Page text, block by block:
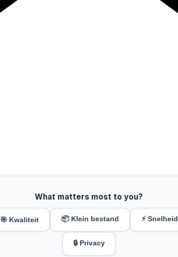
What matters most to you?
🎯 Kwaliteit 📦 Klein bestand ⚡ Snelheid
🔒 Privacy